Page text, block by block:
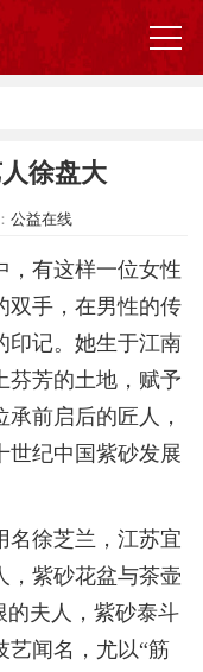
徐盘大
公益在线
有这样一位女性
双手，在男性的传
印记。她生于江南
芬芳的土地，赋予
前启后的匠人，
世纪中国紫砂发展
徐芝兰，江苏宜
，紫砂花盆与茶壶
的夫人，紫砂泰斗
艺闻名，尤以“筋